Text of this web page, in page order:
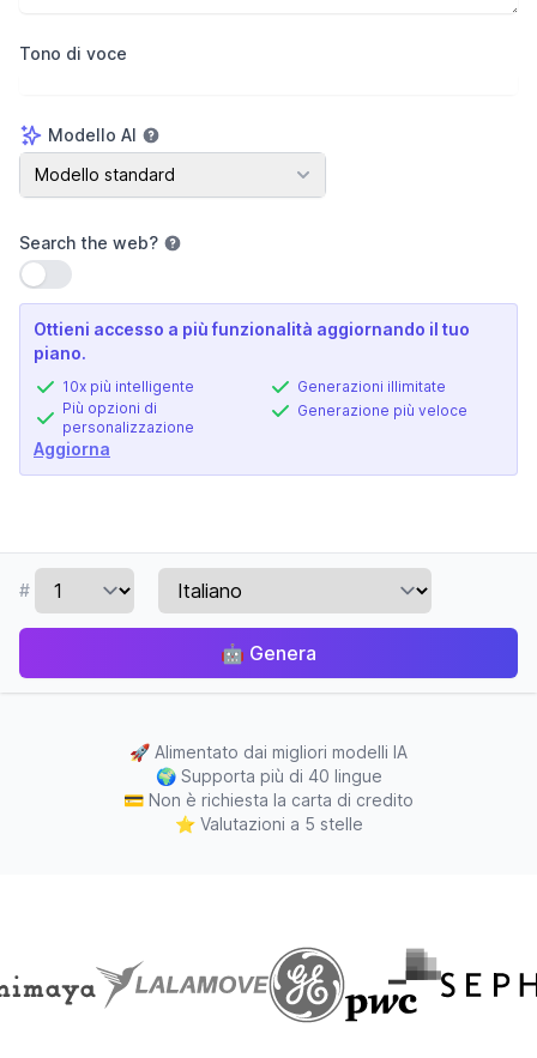
Tono di voce
Modello AI
Modello AI
Modello standard
Search the web?
Usa impostazione
Ottieni accesso a più funzionalità aggiornando il tuo
piano.
10x più intelligente
Più opzioni di
personalizzazione
Generazioni illimitate
Generazione più veloce
Aggiorna
#
🤖 Genera
🚀 Alimentato dai migliori modelli IA
🌍 Supporta più di 40 lingue
💳 Non è richiesta la carta di credito
⭐ Valutazioni a 5 stelle